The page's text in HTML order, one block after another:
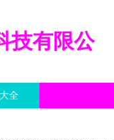
技有限公
全